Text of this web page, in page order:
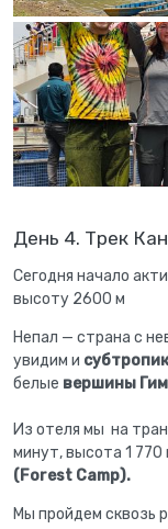
День 4. Трек
Сегодня начало
высоту 2600 м
Непал — страна с
увидим и
белые вершины
Из отеля мы на
минут, высота 1 770
(Forest Camp).
Мы пройдем сквозь